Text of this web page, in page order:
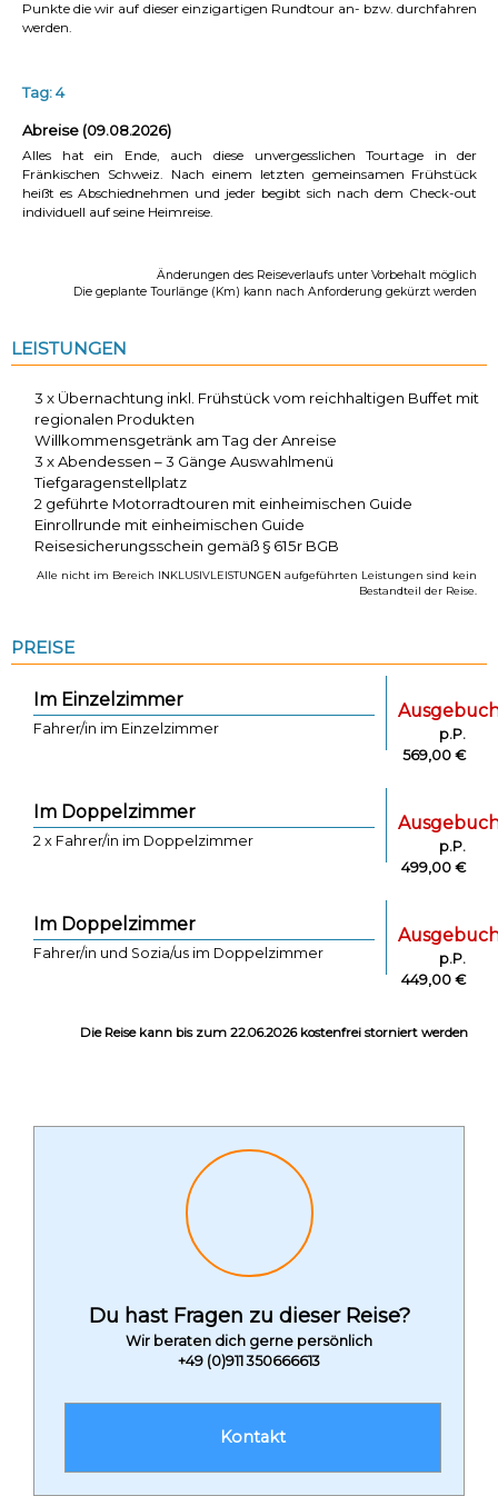
Punkte die wir auf dieser einzigartigen Rundtour an- bzw. durchfahren
werden.
Tag: 4
Abreise (09.08.2026)
Alles hat ein Ende, auch diese unvergesslichen Tourtage in der
Fränkischen Schweiz. Nach einem letzten gemeinsamen Frühstück
heißt es Abschiednehmen und jeder begibt sich nach dem Check-out
individuell auf seine Heimreise.
Änderungen des Reiseverlaufs unter Vorbehalt möglich
Die geplante Tourlänge (Km) kann nach Anforderung gekürzt werden
LEISTUNGEN
3 x Übernachtung inkl. Frühstück vom reichhaltigen Buffet mit
regionalen Produkten
Willkommensgetränk am Tag der Anreise
3 x Abendessen – 3 Gänge Auswahlmenü
Tiefgaragenstellplatz
2 geführte Motorradtouren mit einheimischen Guide
Einrollrunde mit einheimischen Guide
Reisesicherungsschein gemäß § 615r BGB
Alle nicht im Bereich INKLUSIVLEISTUNGEN aufgeführten Leistungen sind kein
Bestandteil der Reise.
PREISE
Im Einzelzimmer
Fahrer/in im Einzelzimmer
p.P.
569,00 €
Im Doppelzimmer
2 x Fahrer/in im Doppelzimmer
p.P.
499,00 €
Im Doppelzimmer
Fahrer/in und Sozia/us im Doppelzimmer
p.P.
449,00 €
Die Reise kann bis zum 22.06.2026 kostenfrei storniert werden
Du hast Fragen zu dieser Reise?
Wir beraten dich gerne persönlich
+49 (0)911 350666613
Kontakt